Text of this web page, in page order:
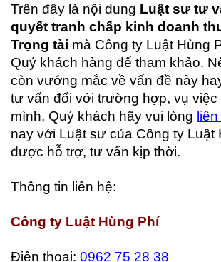
Trên đây là nội dung Luật sư tư
quyết tranh chấp kinh doanh
Trọng tài mà Công ty Luật Hùng
Quý khách hàng để tham khảo.
còn vướng mắc về vấn đề này
tư vấn đối với trường hợp, vụ việc
mình, Quý khách hãy vui lòng liên
nay với Luật sư của Công ty Luật
được hỗ trợ, tư vấn kịp thời.
Thông tin liên hệ:
Công ty Luật Hùng Phí
Điện thoại: 0962 75 28 38